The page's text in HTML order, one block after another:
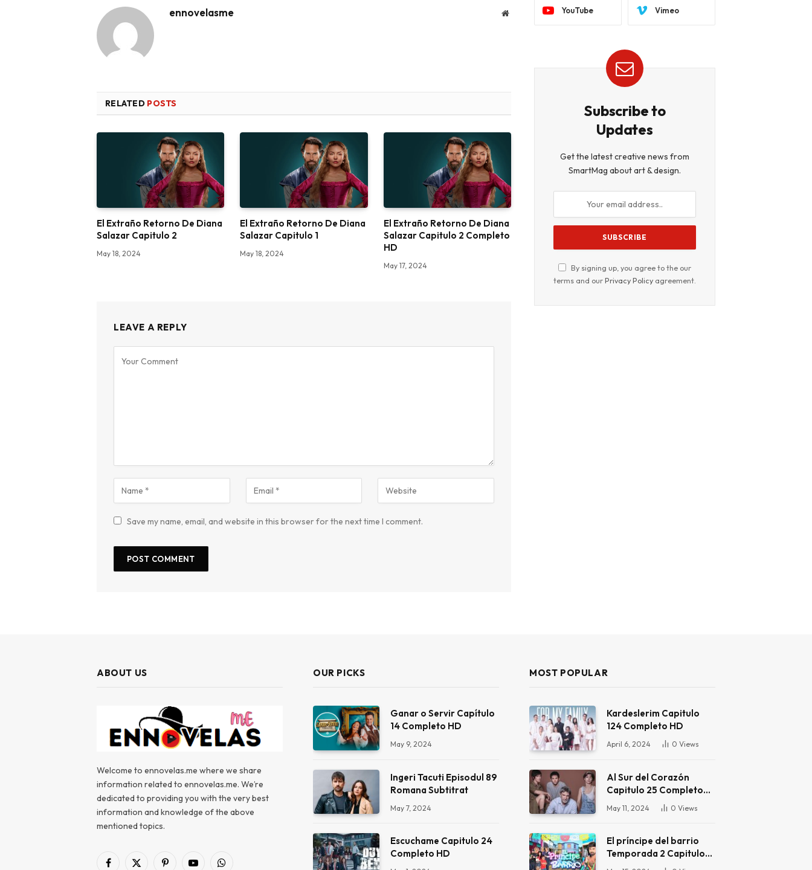
ennovelasme Website
RELATED POSTS
El Extraño Retorno De Diana
Salazar Capitulo 2
May 18, 2024
El Extraño Retorno De Diana
Salazar Capitulo 1
May 18, 2024
El Extraño Retorno De Diana
Salazar Capitulo 2 Completo
HD
May 17, 2024
LEAVE A REPLY
Save my name, email, and website in this browser for the next time I comment.
YouTube Vimeo
Subscribe to
Updates
Get the latest creative news from
SmartMag about art & design.
By signing up, you agree to the our
terms and ourPrivacy Policy agreement.
ABOUT US
Welcome to ennovelas.me where we share
information related to ennovelas.me. We’re
dedicated to providing you with the very best
information and knowledge of the above
mentioned topics.
OUR PICKS
Ganar o Servir Capítulo
14 Completo HD
May 9, 2024
Ingeri Tacuti Episodul 89
Romana Subtitrat
May 7, 2024
Escuchame Capitulo 24
Completo HD
MOST POPULAR
Kardeslerim Capitulo
124 Completo HD
April 6, 2024 0 Views
Al Sur del Corazón
Capitulo 25 Completo
May 11, 2024 0 Views
El príncipe del barrio
Temporada 2 Capitulo
16 Completo HD